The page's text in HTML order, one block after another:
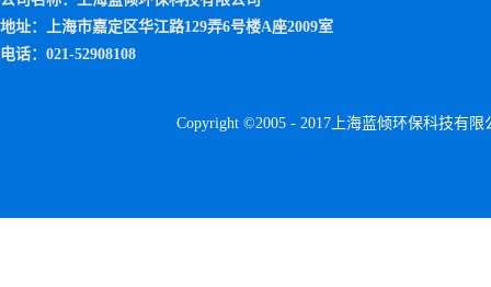
地址：上海市嘉定区华江路129弄6号楼A座2009室
电话：021-52908108
Copyright ©2005 - 2017上海蓝倾环保科技有限